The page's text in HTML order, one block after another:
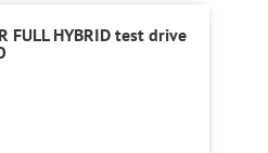
FULL HYBRID test drive